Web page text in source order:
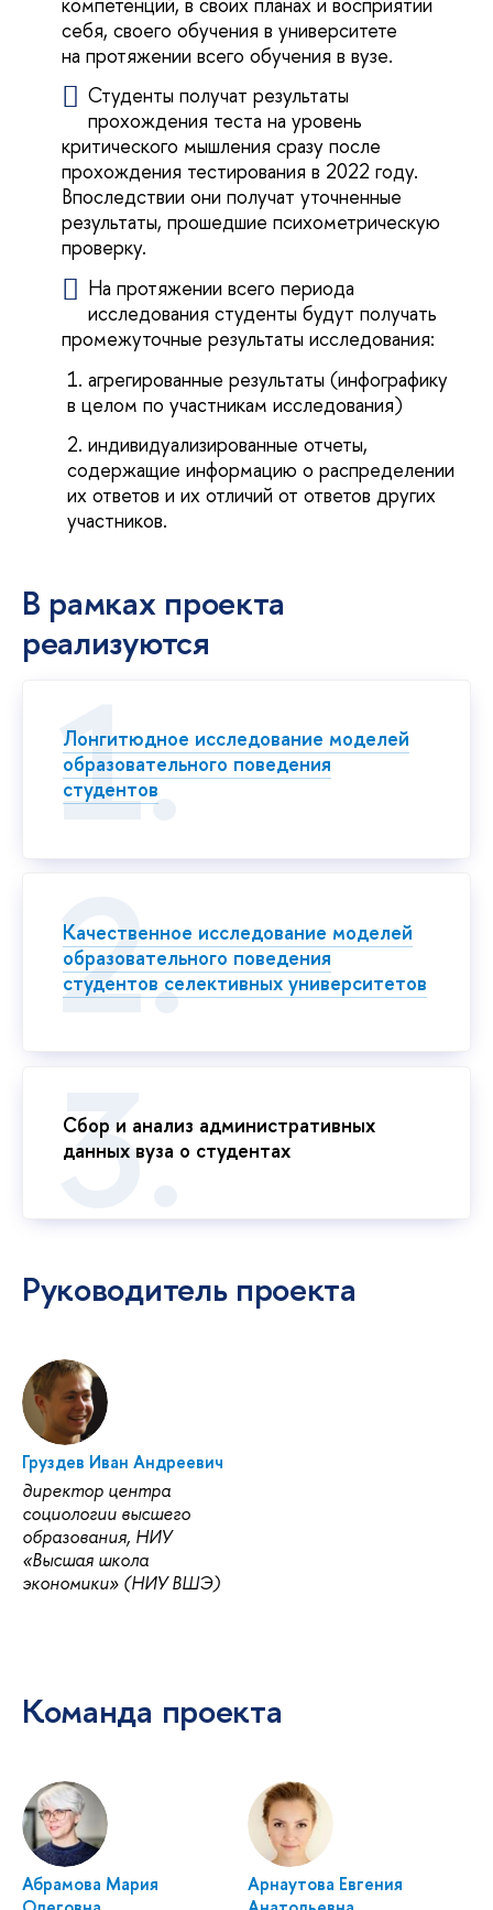
себя, своего обучения в университете
на протяжении всего обучения в вузе.
Студенты получат результаты
прохождения теста на уровень
критического мышления сразу после
прохождения тестирования в 2022 году.
Впоследствии они получат уточненные
результаты, прошедшие психометрическую
проверку.
На протяжении всего периода
исследования студенты будут получать
промежуточные результаты исследования:
агрегированные результаты (инфографику
в целом по участникам исследования)
индивидуализированные отчеты,
содержащие информацию о распределении
их ответов и их отличий от ответов других
участников.
В рамках проекта
реализуются
Лонгитюдное исследование моделей
образовательного поведения
студентов
Качественное исследование моделей
образовательного поведения
студентов селективных университетов
Сбор и анализ административных
данных вуза о студентах
Руководитель проекта
Груздев Иван Андреевич
директор центра
социологии высшего
образования, НИУ
«Высшая школа
экономики» (НИУ ВШЭ)
Команда проекта
Абрамова Мария
Арнаутова Евгения